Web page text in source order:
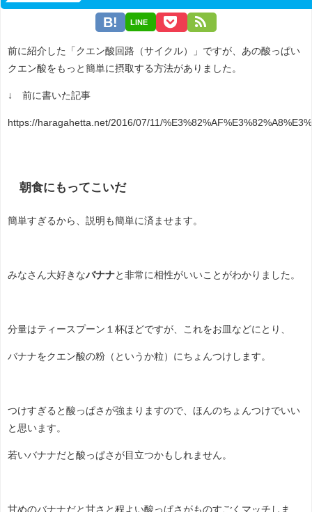
LINE
前に紹介した「クエン酸回路（サイクル）」ですが、あの酸っぱい
クエン酸をもっと簡単に摂取する方法がありました。
↓ 前に書いた記事
https://haragahetta.net/2016/07/11/
朝食にもってこいだ
簡単すぎるから、説明も簡単に済ませます。
みなさん大好きなバナナ と非常に相性がいいことがわかりました。
分量はティースプーン１杯ほどですが、これをお皿などにとり、
バナナをクエン酸の粉（というか粒）にちょんつけします。
つけすぎると酸っぱさが強まりますので、ほんのちょんつけでいい
と思います。
若いバナナだと酸っぱさが目立つかもしれません。
甘めのバナナだと甘さと程よい酸っぱさがものすごくマッチしま